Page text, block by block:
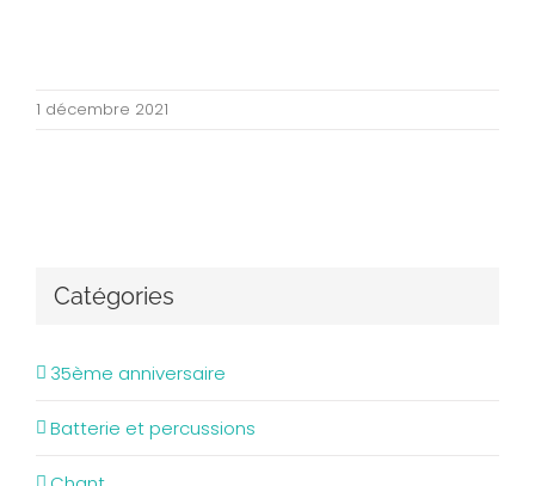
1 décembre 2021
Catégories
35ème anniversaire
Batterie et percussions